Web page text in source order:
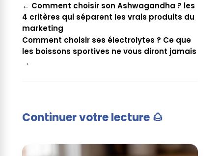
← Comment choisir son Ashwagandha ? les
4 critères qui séparent les vrais produits du
marketing
Comment choisir ses électrolytes ? Ce que
les boissons sportives ne vous diront jamais
→
Continuer votre lecture 🌰